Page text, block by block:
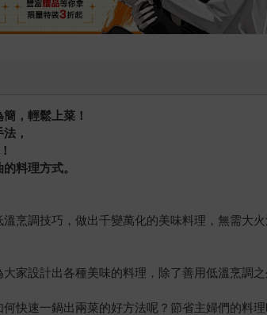
，輕鬆上菜！
，
料理方式。
烹調技巧，做出千變萬化的美味料理，無需大
家設計出各種美味的料理，除了善用低溫烹調
快速一鍋出兩菜的好方法呢？節省主婦們的料